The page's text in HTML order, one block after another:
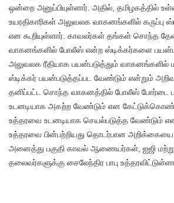
ஒன்றை அனுப்பியுள்ளார். அதில், தமிழகத்தில்
உயரதிகாரிகள் அலுவலக வாகனங்களில் கருப்பு
என கூறியுள்ளார். காவலர்கள் தங்கள் சொந்த
வாகனங்களில் போலீஸ் என்ற ஸ்டிக்கர்களை
அலுவலக ரீதியாக பயன்படுத்தும் வாகனங்களில்
ஸ்டிக்கர் பயன்படுத்தப்பட வேண்டும் என்றும்
தனிப்பட்ட சொந்த வாகனத்தில் போலீஸ் போர்டை
உடனடியாக அகற்ற வேண்டும் என
உத்தரவை உடனடியாக செயல்படுத்த வேண்டும்
உத்தரவை பின்பற்றியது தொடர்பான அறிக்கையை
அனைத்து பகுதி காவல் ஆணையர்கள், ஐஜி
தலைவர்களுக்கு சைலேந்திர பாபு